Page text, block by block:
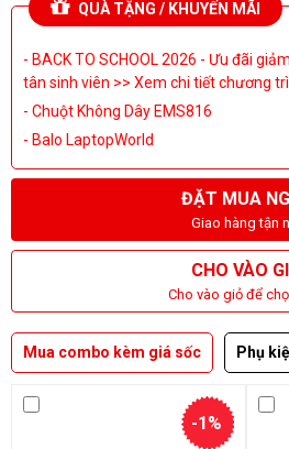
QUÀ TẶNG / KHUYẾN MÃI
- BACK TO SCHOOL 2026 - Ưu đãi
tân sinh viên >> Xem chi tiết chương
- Chuột Không Dây EMS816
- Balo LaptopWorld
ĐẶT MUA
Giao hàng tận
CHO VÀO
Cho vào giỏ để
Mua combo kèm giá sốc Phụ
-1%